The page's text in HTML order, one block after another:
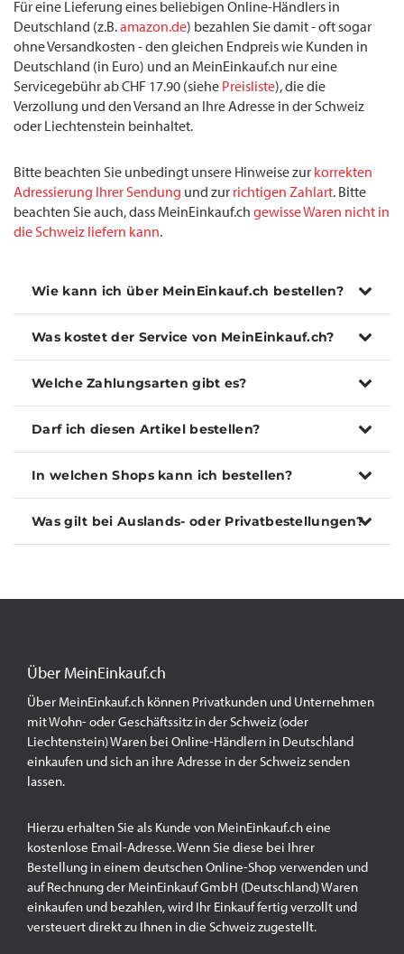
Für eine Lieferung eines beliebigen Online-Händlers in
Deutschland (z.B.amazon.de) bezahlen Sie damit - oft sogar
ohne Versandkosten - den gleichen Endpreis wie Kunden in
Deutschland (in Euro) und an MeinEinkauf.ch nur eine
Servicegebühr ab CHF 17.90 (siehe Preisliste), die die
Verzollung und den Versand an Ihre Adresse in der Schweiz
oder Liechtenstein beinhaltet.
Bitte beachten Sie unbedingt unsere Hinweise zur korrekten
Adressierung Ihrer Sendung und zur richtigen Zahlart. Bitte
beachten Sie auch, dass MeinEinkauf.ch gewisse Waren nicht in
die Schweiz liefern kann.
Wie kann ich über MeinEinkauf.ch bestellen?
Was kostet der Service von MeinEinkauf.ch?
Welche Zahlungsarten gibt es?
Darf ich diesen Artikel bestellen?
In welchen Shops kann ich bestellen?
Was gilt bei Auslands- oder Privatbestellungen?
Über MeinEinkauf.ch
Über MeinEinkauf.ch können Privatkunden und Unternehmen
mit Wohn- oder Geschäftssitz in der Schweiz (oder
Liechtenstein) Waren bei Online-Händlern in Deutschland
einkaufen und sich an ihre Adresse in der Schweiz senden
lassen.
Hierzu erhalten Sie als Kunde von MeinEinkauf.ch eine
kostenlose Email-Adresse. Wenn Sie diese bei Ihrer
Bestellung in einem deutschen Online-Shop verwenden und
auf Rechnung der MeinEinkauf GmbH (Deutschland) Waren
einkaufen und bezahlen, wird Ihr Einkauf fertig verzollt und
versteuert direkt zu Ihnen in die Schweiz zugestellt.